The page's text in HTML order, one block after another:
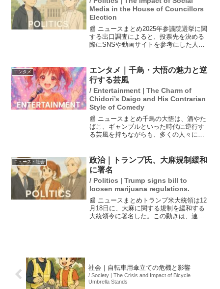
Media in the House of Councillors
Election
📰 ニュースまとめ2025年参議院選挙に関
する出口調査によると、投票先を決める
際にSNSや動画サイトを参考にした人は
を尋ねたところ、「参考にした」または
「ある程度参...
エンタメ
エンタメ｜千鳥・大悟の魅力と逆
行する芸風
/ Entertainment | The Charm of
Chidori’s Daigo and His Contrarian
Style of Comedy
📰 ニュースまとめ千鳥の大悟は、酒やた
ばこ、ギャンブルといった時代に逆行す
る芸風を持ちながらも、多くの人々に愛
ード、故郷・岡山での家庭環境にある。
また、映画「箱の中の羊...
ニュース・社会
政治｜トランプ氏、大麻規制緩和
に署名
/ Politics | Trump signs bill to
loosen marijuana regulations.
📰 ニュースまとめトランプ米大統領は12
月18日に、大麻に関する規制を緩和する
大統領令に署名した。この動きは、連邦
社会｜自転車用傘立ての危機と影響
/ Society | The Crisis and Impact of Bicycle
Umbrella Stands